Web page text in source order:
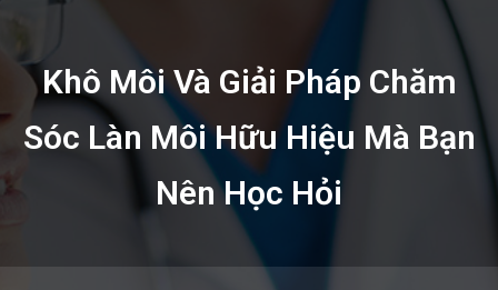
Khô Môi Và Giải Pháp Chăm
Sóc Làn Môi Hữu Hiệu Mà Bạn
Nên Học Hỏi